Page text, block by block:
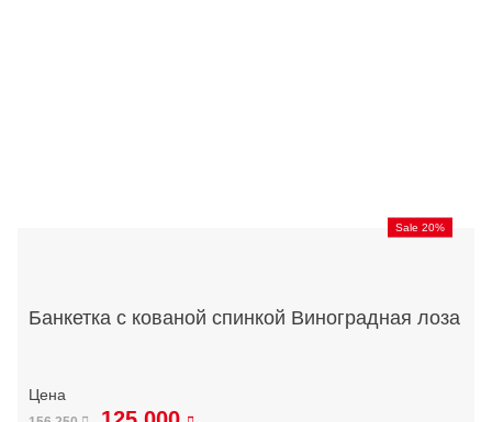
Sale 20%
Банкетка с кованой спинкой Виноградная лоза